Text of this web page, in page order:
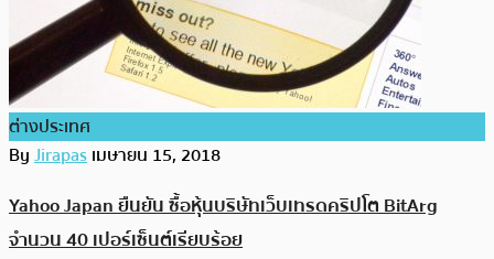
ต่างประเทศ
ByJirapasเมษายน 15, 2018
Yahoo Japan ยืนยัน ซื้อหุ้นบริษัทเว็บเทรดคริปโต BitArg
จำนวน 40 เปอร์เซ็นต์เรียบร้อย